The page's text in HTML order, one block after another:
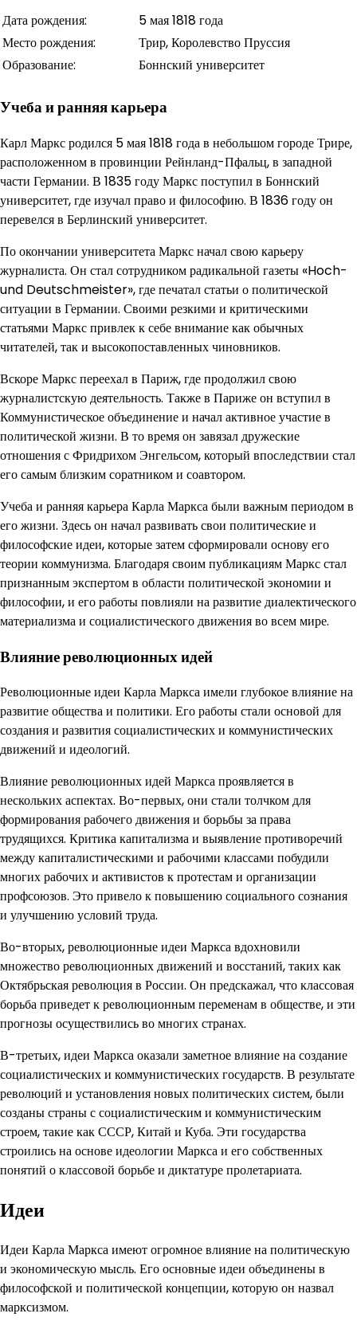
Дата рождения:
5 мая 1818 года
Место рождения:
Трир, Королевство Пруссия
Образование:
Боннский университет
Учеба и ранняя карьера
Карл Маркс родился 5 мая 1818 года в небольшом городе Трире,
расположенном в провинции Рейнланд-Пфальц, в западной
части Германии. В 1835 году Маркс поступил в Боннский
университет, где изучал право и философию. В 1836 году он
перевелся в Берлинский университет.
По окончании университета Маркс начал свою карьеру
журналиста. Он стал сотрудником радикальной газеты «Hoch-
und Deutschmeister», где печатал статьи о политической
ситуации в Германии. Своими резкими и критическими
статьями Маркс привлек к себе внимание как обычных
читателей, так и высокопоставленных чиновников.
Вскоре Маркс переехал в Париж, где продолжил свою
журналистскую деятельность. Также в Париже он вступил в
Коммунистическое объединение и начал активное участие в
политической жизни. В то время он завязал дружеские
отношения с Фридрихом Энгельсом, который впоследствии стал
его самым близким соратником и соавтором.
Учеба и ранняя карьера Карла Маркса были важным периодом в
его жизни. Здесь он начал развивать свои политические и
философские идеи, которые затем сформировали основу его
теории коммунизма. Благодаря своим публикациям Маркс стал
признанным экспертом в области политической экономии и
философии, и его работы повлияли на развитие диалектического
материализма и социалистического движения во всем мире.
Влияние революционных идей
Революционные идеи Карла Маркса имели глубокое влияние на
развитие общества и политики. Его работы стали основой для
создания и развития социалистических и коммунистических
движений и идеологий.
Влияние революционных идей Маркса проявляется в
нескольких аспектах. Во-первых, они стали толчком для
формирования рабочего движения и борьбы за права
трудящихся. Критика капитализма и выявление противоречий
между капиталистическими и рабочими классами побудили
многих рабочих и активистов к протестам и организации
профсоюзов. Это привело к повышению социального сознания
и улучшению условий труда.
Во-вторых, революционные идеи Маркса вдохновили
множество революционных движений и восстаний, таких как
Октябрьская революция в России. Он предскажал, что классовая
борьба приведет к революционным переменам в обществе, и эти
прогнозы осуществились во многих странах.
В-третьих, идеи Маркса оказали заметное влияние на создание
социалистических и коммунистических государств. В результате
революций и установления новых политических систем, были
созданы страны с социалистическим и коммунистическим
строем, такие как СССР, Китай и Куба. Эти государства
строились на основе идеологии Маркса и его собственных
понятий о классовой борьбе и диктатуре пролетариата.
Идеи
Идеи Карла Маркса имеют огромное влияние на политическую
и экономическую мысль. Его основные идеи объединены в
философской и политической концепции, которую он назвал
марксизмом.